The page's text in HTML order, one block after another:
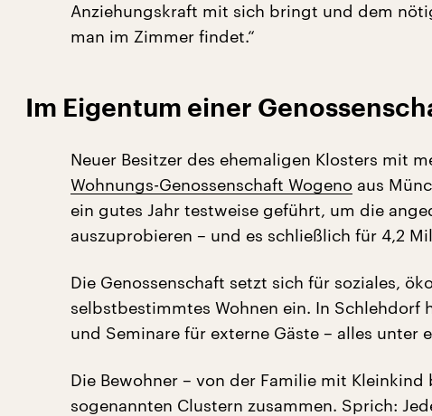
Anziehungskraft mit sich bringt und dem
man im Zimmer findet.“
Im Eigentum einer
Neuer Besitzer des ehemaligen Klosters mit
Wohnungs-Genossenschaft Wogeno aus
ein gutes Jahr testweise geführt, um die
auszuprobieren – und es schließlich für 4,2
Die Genossenschaft setzt sich für soziales,
selbstbestimmtes Wohnen ein. In Schlehdorf
und Seminare für externe Gäste – alles unter
Die Bewohner – von der Familie mit
sogenannten Clustern zusammen. Sprich: